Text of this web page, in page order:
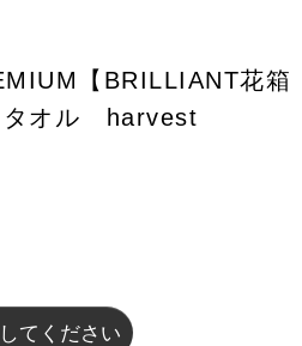
【BRILLIANT花箱
タオル harvest
てください